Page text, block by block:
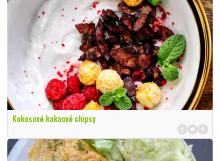
Kokosové kakaové chipsy